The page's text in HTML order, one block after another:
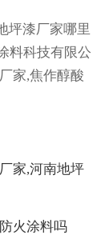
坪漆厂家哪里
料科技有限公
家,焦作醇酸
家,河南地坪
火涂料吗